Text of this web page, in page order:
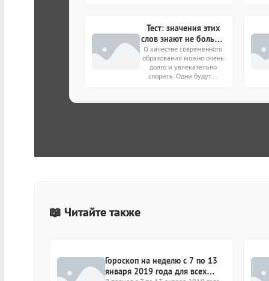
Тест: значения этих
слов знают не больше
9% самых
образованных
россиян — а вы?
О качестве современного
образования можно очень
долго и увлекательно
спорить. Одни будут...
📖 Читайте также
Гороскоп на неделю с 7 по 13
января 2019 года для всех